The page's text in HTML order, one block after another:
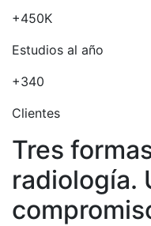
+450K
Estudios al año
+340
Clientes
Tres
radiología.